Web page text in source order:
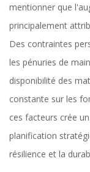
mentionner que
principalement
Des contraintes
les pénuries de
disponibilité des
constante sur les
ces facteurs crée
planification
résilience et la